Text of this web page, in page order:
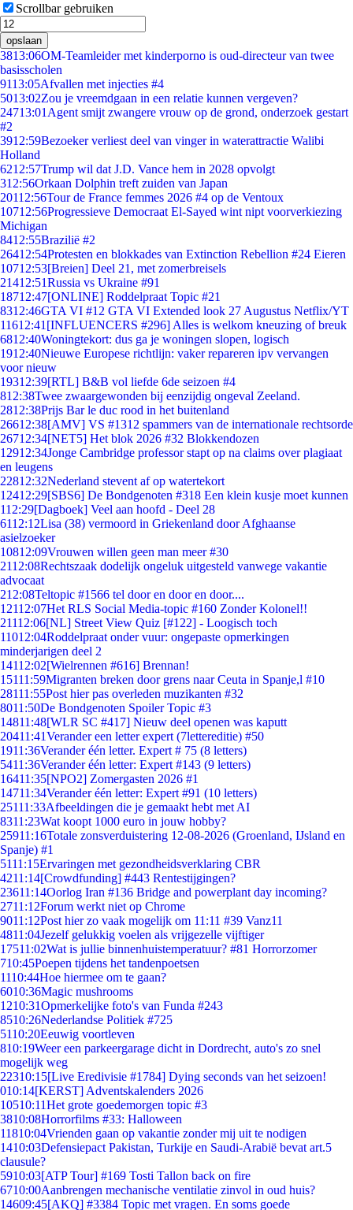
Scrollbar gebruiken
opslaan
3813:06OM-Teamleider met kinderporno is oud-directeur van twee
basisscholen
9113:05Afvallen met injecties #4
5013:02Zou je vreemdgaan in een relatie kunnen vergeven?
24713:01 Agent smijt zwangere vrouw op de grond, onderzoek gestart
#2
3912:59Bezoeker verliest deel van vinger in waterattractie Walibi
Holland
6212:57Trump wil dat J.D. Vance hem in 2028 opvolgt
312:56Orkaan Dolphin treft zuiden van Japan
20112:56Tour de France femmes 2026 #4 op de Ventoux
10712:56Progressieve Democraat El-Sayed wint nipt voorverkiezing
Michigan
8412:55Brazilië #2
26412:54Protesten en blokkades van Extinction Rebellion #24 Eieren
10712:53[Breien] Deel 21, met zomerbreisels
21412:51Russia vs Ukraine #91
18712:47[ONLINE] Roddelpraat Topic #21
8312:46GTA VI #12 GTA VI Extended look 27 Augustus Netflix/YT
11612:41 [INFLUENCERS #296] Alles is welkom kneuzing of breuk
6812:40Woningtekort: dus ga je woningen slopen, logisch
1912:40Nieuwe Europese richtlijn: vaker repareren ipv vervangen
voor nieuw
19312:39[RTL] B&B vol liefde 6de seizoen #4
812:38Twee zwaargewonden bij eenzijdig ongeval Zeeland.
2812:38Prijs Bar le duc rood in het buitenland
26612:38[AMV] VS #1312 spammers van de internationale rechtsorde
26712:34[NET5] Het blok 2026 #32 Blokkendozen
12912:34Jonge Cambridge professor stapt op na claims over plagiaat
en leugens
22812:32Nederland stevent af op watertekort
12412:29[SBS6] De Bondgenoten #318 Een klein kusje moet kunnen
112:29[Dagboek] Veel aan hoofd - Deel 28
6112:12Lisa (38) vermoord in Griekenland door Afghaanse
asielzoeker
10812:09Vrouwen willen geen man meer #30
2112:08Rechtszaak dodelijk ongeluk uitgesteld vanwege vakantie
advocaat
212:08Teltopic #1566 tel door en door en door....
12112:07Het RLS Social Media-topic #160 Zonder Kolonel!!
21112:06[NL] Street View Quiz [#122] - Loogisch toch
11012:04Roddelpraat onder vuur: ongepaste opmerkingen
minderjarigen deel 2
14112:02[Wielrennen #616] Brennan!
15111:59Migranten breken door grens naar Ceuta in Spanje,l #10
28111:55Post hier pas overleden muzikanten #32
8011:50De Bondgenoten Spoiler Topic #3
14811:48[WLR SC #417] Nieuw deel openen was kaputt
20411:41Verander een letter expert (7lettereditie) #50
1911:36Verander één letter. Expert # 75 (8 letters)
5411:36Verander één letter: Expert #143 (9 letters)
16411:35[NPO2] Zomergasten 2026 #1
14711:34Verander één letter: Expert #91 (10 letters)
25111:33Afbeeldingen die je gemaakt hebt met AI
8311:23Wat koopt 1000 euro in jouw hobby?
25911:16Totale zonsverduistering 12-08-2026 (Groenland, IJsland en
Spanje) #1
5111:15Ervaringen met gezondheidsverklaring CBR
4211:14[Crowdfunding] #443 Rentestijgingen?
23611:14Oorlog Iran #136 Bridge and powerplant day incoming?
2711:12Forum werkt niet op Chrome
9011:12Post hier zo vaak mogelijk om 11:11 #39 Vanz11
4811:04Jezelf gelukkig voelen als vrijgezelle vijftiger
17511:02Wat is jullie binnenhuistemperatuur? #81 Horrorzomer
710:45Poepen tijdens het tandenpoetsen
1110:44Hoe hiermee om te gaan?
6010:36Magic mushrooms
1210:31Opmerkelijke foto's van Funda #243
8510:26Nederlandse Politiek #725
5110:20Eeuwig voortleven
810:19Weer een parkeergarage dicht in Dordrecht, auto's zo snel
mogelijk weg
22310:15[Live Eredivisie #1784] Dying seconds van het seizoen!
010:14[KERST] Adventskalenders 2026
10510:11Het grote goedemorgen topic #3
3810:08Horrorfilms #33: Halloween
11810:04Vrienden gaan op vakantie zonder mij uit te nodigen
1410:03Defensiepact Pakistan, Turkije en Saudi-Arabië bevat art.5
clausule?
5910:03[ATP Tour] #169 Tosti Tallon back on fire
6710:00Aanbrengen mechanische ventilatie zinvol in oud huis?
14609:45[AKQ] #3384 Topic met vragen. En soms goede